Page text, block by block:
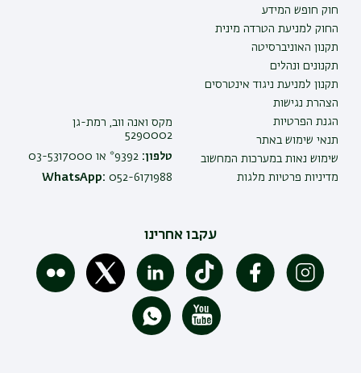
חוק חופש המידע
החוק למניעת הטרדה מינית
תקנון האוניברסיטה
תקנונים ונהלים
תקנון למניעת ניגוד אינטרסים
הצהרת נגישות
הגנת הפרטיות
תנאי שימוש באתר
שימוש נאות במערכות המחשוב
מדיניות פרטיות מלגות
מקס ואנה ווב, רמת-גן
5290002
טלפון: 9392* או 03-5317000
WhatsApp: 052-6171988
עקבו אחרינו